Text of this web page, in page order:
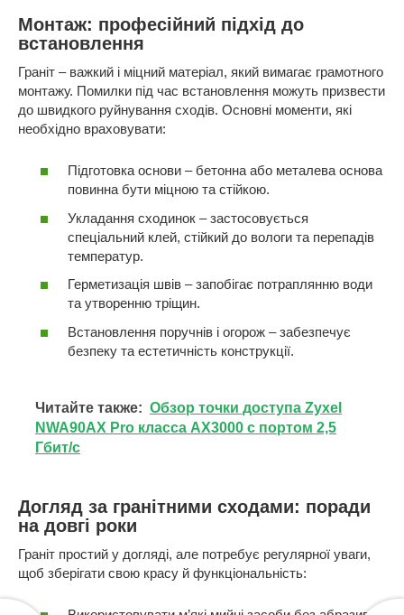
Монтаж: професійний підхід до
встановлення
Граніт – важкий і міцний матеріал, який вимагає грамотного
монтажу. Помилки під час встановлення можуть призвести
до швидкого руйнування сходів. Основні моменти, які
необхідно враховувати:
Підготовка основи – бетонна або металева основа
повинна бути міцною та стійкою.
Укладання сходинок – застосовується
спеціальний клей, стійкий до вологи та перепадів
температур.
Герметизація швів – запобігає потраплянню води
та утворенню тріщин.
Встановлення поручнів і огорож – забезпечує
безпеку та естетичність конструкції.
Читайте также: Обзор точки доступа Zyxel
NWA90AX Pro класса AX3000 с портом 2,5
Гбит/с
Догляд за гранітними сходами: поради
на довгі роки
Граніт простий у догляді, але потребує регулярної уваги,
щоб зберігати свою красу й функціональність: